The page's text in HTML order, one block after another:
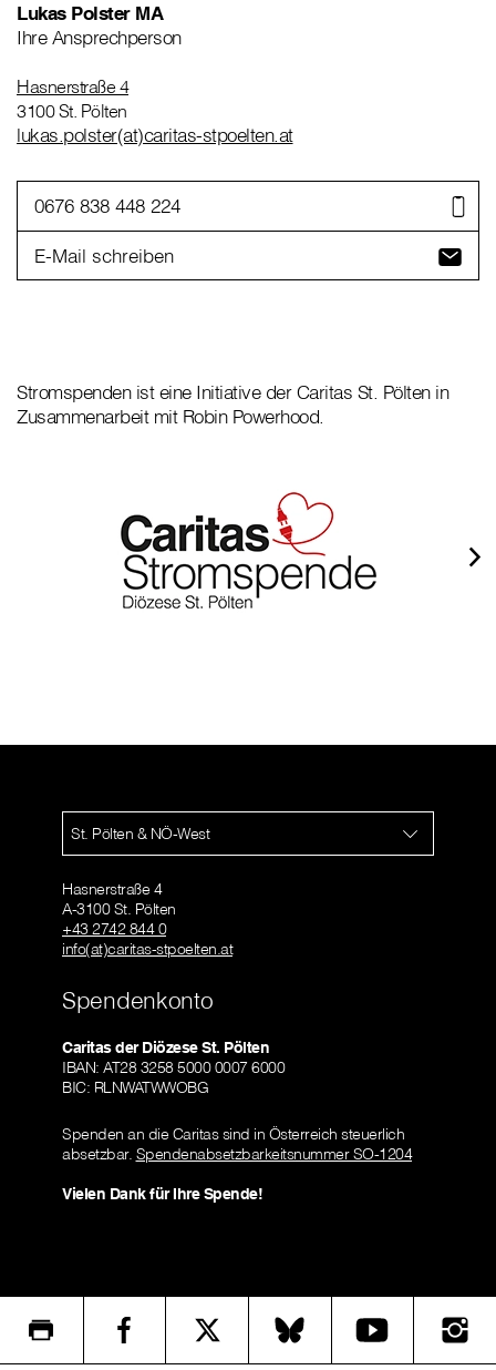
Lukas Polster MA
Ihre Ansprechperson
Hasnerstraße 4
3100 St. Pölten
lukas.polster(at)caritas-stpoelten.at
0676 838 448 224
E-Mail schreiben
Stromspenden ist eine Initiative der Caritas St. Pölten in
Zusammenarbeit mit Robin Powerhood.
St. Pölten & NÖ-West
Hasnerstraße 4
A-3100 St. Pölten
+43 2742 844 0
info(at)caritas-stpoelten.at
Spendenkonto
Caritas der Diözese St. Pölten
IBAN: AT28 3258 5000 0007 6000
BIC: RLNWATWWOBG
Spenden an die Caritas sind in Österreich steuerlich
absetzbar. Spendenabsetzbarkeitsnummer SO-1204
Vielen Dank für Ihre Spende!